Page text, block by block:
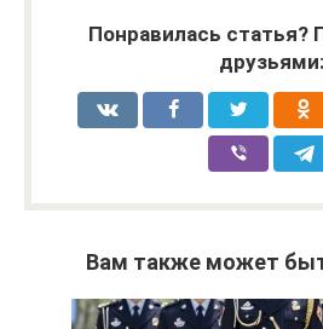
Понравилась статья?
друзьями:
Вам также может